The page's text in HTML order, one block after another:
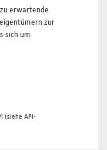
erwartende
zur
sich um
(siehe API-